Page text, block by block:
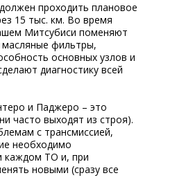
проходить плановое
15 тыс. км. Во время
Митсубиси поменяют
фильтры,
основных узлов и
диагностику всей
и Паджеро – это
часто выходят из строя).
с трансмиссией,
необходимо
каждом ТО и, при
новыми (сразу все